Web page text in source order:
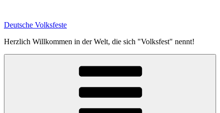
springen
Deutsche Volksfeste
Herzlich Willkommen in der Welt, die sich "Volksfest" nennt!